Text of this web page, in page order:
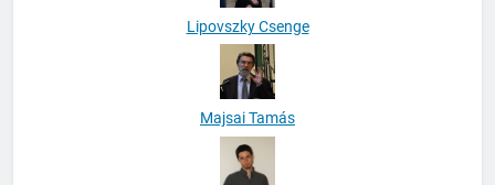
Lipovszky Csenge
Majsai Tamás